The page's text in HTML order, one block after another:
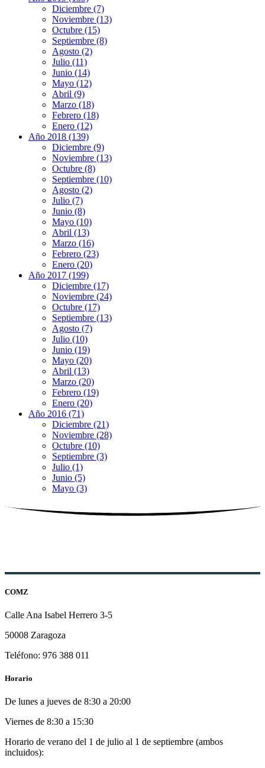
Diciembre (7)
Noviembre (13)
Octubre (15)
Septiembre (8)
Agosto (2)
Julio (11)
Junio (14)
Mayo (12)
Abril (9)
Marzo (18)
Febrero (18)
Enero (12)
Año 2018 (139)
Diciembre (9)
Noviembre (13)
Octubre (8)
Septiembre (10)
Agosto (2)
Julio (7)
Junio (8)
Mayo (10)
Abril (13)
Marzo (16)
Febrero (23)
Enero (20)
Año 2017 (199)
Diciembre (17)
Noviembre (24)
Octubre (17)
Septiembre (13)
Agosto (7)
Julio (10)
Junio (19)
Mayo (20)
Abril (13)
Marzo (20)
Febrero (19)
Enero (20)
Año 2016 (71)
Diciembre (21)
Noviembre (28)
Octubre (10)
Septiembre (3)
Julio (1)
Junio (5)
Mayo (3)
COMZ
Calle Ana Isabel Herrero 3-5
50008 Zaragoza
Teléfono: 976 388 011
Horario
De lunes a jueves de 8:30 a 20:00
Viernes de 8:30 a 15:30
Horario de verano del 1 de julio al 1 de septiembre (ambos
incluidos):